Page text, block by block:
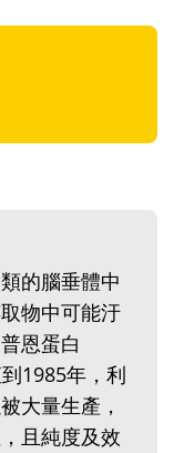
的腦垂體中
物中可能汙
恩蛋白
1985年，利
大量生產，
且純度及效